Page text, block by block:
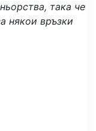
така че
някои връзки